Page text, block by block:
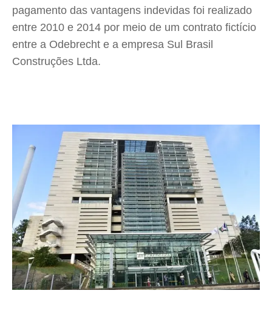
pagamento das vantagens indevidas foi realizado
entre 2010 e 2014 por meio de um contrato fictício
entre a Odebrecht e a empresa Sul Brasil
Construções Ltda.